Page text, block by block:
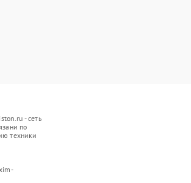
- сеть
по
техники